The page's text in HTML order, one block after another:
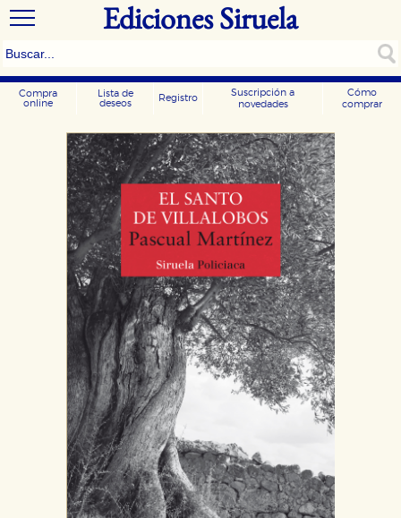
Ediciones Siruela
Compra
online
Lista de
deseos
Registro
Suscripción a
novedades
Cómo
comprar